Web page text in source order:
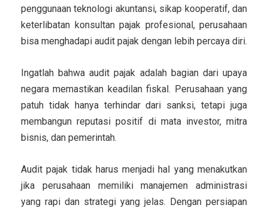
penggunaan teknologi akuntansi, sikap kooperatif, dan
keterlibatan konsultan pajak profesional, perusahaan
bisa menghadapi audit pajak dengan lebih percaya diri.
Ingatlah bahwa audit pajak adalah bagian dari upaya
negara memastikan keadilan fiskal. Perusahaan yang
patuh tidak hanya terhindar dari sanksi, tetapi juga
membangun reputasi positif di mata investor, mitra
bisnis, dan pemerintah.
Audit pajak tidak harus menjadi hal yang menakutkan
jika perusahaan memiliki manajemen administrasi
yang rapi dan strategi yang jelas. Dengan persiapan